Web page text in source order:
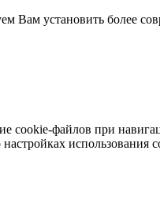
Вам установить более
файлов при
использования